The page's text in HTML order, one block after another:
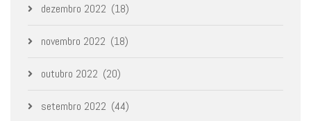
dezembro 2022 (18)
novembro 2022 (18)
outubro 2022 (20)
setembro 2022 (44)